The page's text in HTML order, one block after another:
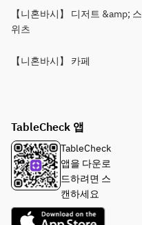
【니혼바시】 디저트 &amp; 스
위츠
【니혼바시】 카페
TableCheck 앱
TableCheck
앱을 다운로
드하려면 스
캔하세요